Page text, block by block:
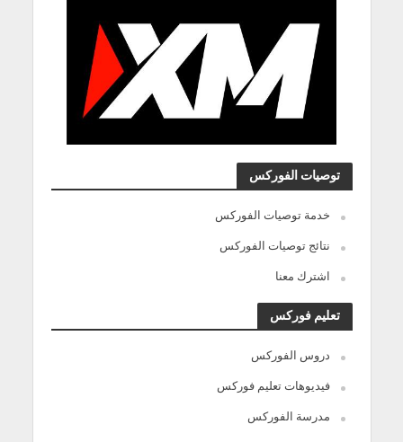
توصيات الفوركس
خدمة توصيات الفوركس
نتائج توصيات الفوركس
اشترك معنا
تعليم فوركس
دروس الفوركس
فيديوهات تعليم فوركس
مدرسة الفوركس